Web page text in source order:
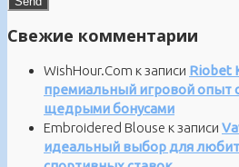
Свежие комментарии
WishHour.Com к записи Riobet
премиальный игровой опыт
щедрыми бонусами
Embroidered Blouse к записи
идеальный выбор для